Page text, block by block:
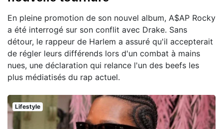
En pleine promotion de son nouvel album, A$AP Rocky
a été interrogé sur son conflit avec Drake. Sans
détour, le rappeur de Harlem a assuré qu'il accepterait
de régler leurs différends lors d'un combat à mains
nues, une déclaration qui relance l'un des beefs les
plus médiatisés du rap actuel.
Lifestyle